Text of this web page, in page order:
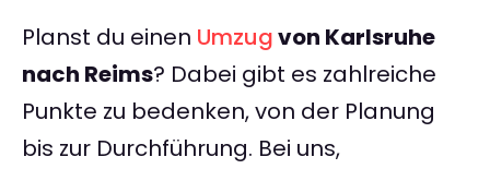
Planst du einen Umzugvon Karlsruhe
nach Reims? Dabei gibt es zahlreiche
Punkte zu bedenken, von der Planung
bis zur Durchführung. Bei uns,